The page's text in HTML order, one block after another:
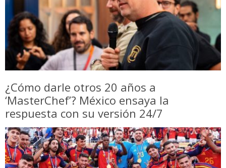
¿Cómo darle otros 20 años a
‘MasterChef’? México ensaya la
respuesta con su versión 24/7